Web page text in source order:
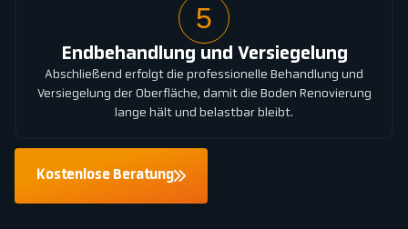
5
Endbehandlung und Versiegelung
Abschließend erfolgt die professionelle Behandlung und
Versiegelung der Oberfläche, damit die Boden Renovierung
lange hält und belastbar bleibt.
Kostenlose Beratung